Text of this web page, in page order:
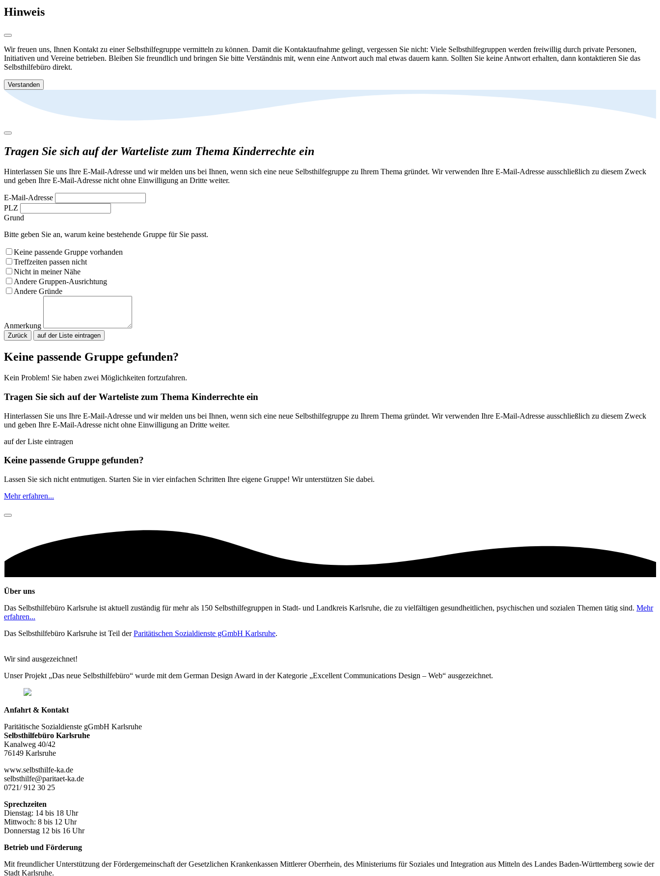
Hinweis
Wir freuen uns, Ihnen Kontakt zu einer Selbsthilfegruppe vermitteln zu können. Damit die Kontaktaufnahme gelingt, vergessen Sie nicht: Viele Selbsthilfegruppen werden freiwillig durch private Personen,
Initiativen und Vereine betrieben. Bleiben Sie freundlich und bringen Sie bitte Verständnis mit, wenn eine Antwort auch mal etwas dauern kann. Sollten Sie keine Antwort erhalten, dann kontaktieren Sie das
Selbsthilfebüro direkt.
Verstanden
Tragen Sie sich auf der Warteliste zum Thema Kinderrechte ein
Hinterlassen Sie uns Ihre E-Mail-Adresse und wir melden uns bei Ihnen, wenn sich eine neue Selbsthilfegruppe zu Ihrem Thema gründet. Wir verwenden Ihre E-Mail-Adresse ausschließlich zu diesem Zweck
und geben Ihre E-Mail-Adresse nicht ohne Einwilligung an Dritte weiter.
E-Mail-Adresse
PLZ
Grund
Bitte geben Sie an, warum keine bestehende Gruppe für Sie passt.
Keine passende Gruppe vorhanden
Treffzeiten passen nicht
Nicht in meiner Nähe
Andere Gruppen-Ausrichtung
Andere Gründe
Anmerkung
Zurück
Keine passende Gruppe gefunden?
Kein Problem! Sie haben zwei Möglichkeiten fortzufahren.
Tragen Sie sich auf der Warteliste zum Thema Kinderrechte ein
Hinterlassen Sie uns Ihre E-Mail-Adresse und wir melden uns bei Ihnen, wenn sich eine neue Selbsthilfegruppe zu Ihrem Thema gründet. Wir verwenden Ihre E-Mail-Adresse ausschließlich zu diesem Zweck
und geben Ihre E-Mail-Adresse nicht ohne Einwilligung an Dritte weiter.
auf der Liste eintragen
Keine passende Gruppe gefunden?
Lassen Sie sich nicht entmutigen. Starten Sie in vier einfachen Schritten Ihre eigene Gruppe! Wir unterstützen Sie dabei.
Mehr erfahren...
Über uns
Das Selbsthilfebüro Karlsruhe ist aktuell zuständig für mehr als 150 Selbsthilfegruppen in Stadt- und Landkreis Karlsruhe, die zu vielfältigen gesundheitlichen, psychischen und sozialen Themen tätig sind. Mehr
erfahren...
Das Selbsthilfebüro Karlsruhe ist Teil derParitätischen Sozialdienste gGmbH Karlsruhe.
Wir sind ausgezeichnet!
Unser Projekt „Das neue Selbsthilfebüro“ wurde mit dem German Design Award in der Kategorie „Excellent Communications Design – Web“ ausgezeichnet.
Anfahrt & Kontakt
Paritätische Sozialdienste gGmbH Karlsruhe
Selbsthilfebüro Karlsruhe
Kanalweg 40/42
76149 Karlsruhe
www.selbsthilfe-ka.de
selbsthilfe@paritaet-ka.de
0721/ 912 30 25
Sprechzeiten
Dienstag: 14 bis 18 Uhr
Mittwoch: 8 bis 12 Uhr
Donnerstag 12 bis 16 Uhr
Betrieb und Förderung
Mit freundlicher Unterstützung der Fördergemeinschaft der Gesetzlichen Krankenkassen Mittlerer Oberrhein, des Ministeriums für Soziales und Integration aus Mitteln des Landes Baden-Württemberg sowie der
Stadt Karlsruhe.